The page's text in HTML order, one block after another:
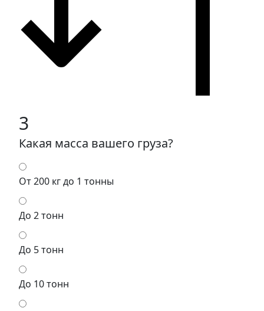
3
Какая масса вашего груза?
От 200 кг до 1 тонны
До 2 тонн
До 5 тонн
До 10 тонн